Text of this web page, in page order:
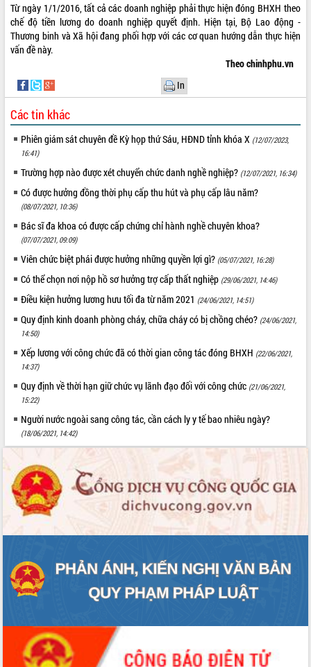
Từ ngày 1/1/2016, tất cả các doanh nghiệp phải thực hiện đóng BHXH theo
chế độ tiền lương do doanh nghiệp quyết định. Hiện tại, Bộ Lao động -
Thương binh và Xã hội đang phối hợp với các cơ quan hướng dẫn thực hiện
vấn đề này.
Theo chinhphu.vn
In
Các tin khác
Phiên giám sát chuyên đề Kỳ họp thứ Sáu, HĐND tỉnh khóa X (12/07/2023,
16:41)
Trường hợp nào được xét chuyển chức danh nghề nghiệp? (12/07/2021, 16:34)
Có được hưởng đồng thời phụ cấp thu hút và phụ cấp lâu năm?
(08/07/2021, 10:36)
Bác sĩ đa khoa có được cấp chứng chỉ hành nghề chuyên khoa?
(07/07/2021, 09:09)
Viên chức biệt phái được hưởng những quyền lợi gì? (05/07/2021, 16:28)
Có thể chọn nơi nộp hồ sơ hưởng trợ cấp thất nghiệp (29/06/2021, 14:46)
Điều kiện hưởng lương hưu tối đa từ năm 2021 (24/06/2021, 14:51)
Quy định kinh doanh phòng cháy, chữa cháy có bị chồng chéo? (24/06/2021,
14:50)
Xếp lương với công chức đã có thời gian công tác đóng BHXH (22/06/2021,
14:37)
Quy định về thời hạn giữ chức vụ lãnh đạo đối với công chức (21/06/2021,
15:22)
Người nước ngoài sang công tác, cần cách ly y tế bao nhiêu ngày?
(18/06/2021, 14:42)